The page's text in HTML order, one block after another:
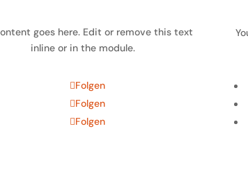
goes here. Edit or remove this text
inline or in the module.
Folgen
Folgen
Folgen